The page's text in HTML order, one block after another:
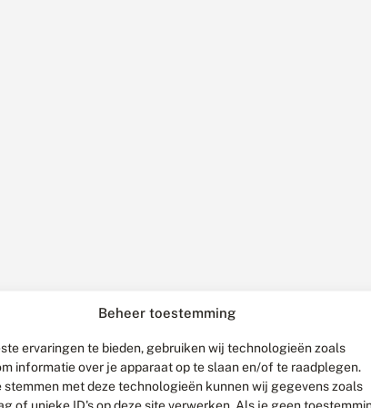
Beheer toestemming
ervaringen te bieden, gebruiken wij technologieën zoals
informatie over je apparaat op te slaan en/of te raadplegen.
stemmen met deze technologieën kunnen wij gegevens zoals
of unieke ID's op deze site verwerken. Als je geen